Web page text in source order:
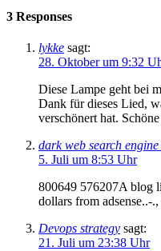
3 Responses
lykke sagt:
28. Oktober um 9:32
Diese Lampe geht bei
Dank für dieses Lied,
verschönert hat.
dark web search
5. Juli um 8:53 Uhr
800649 576207A blog
dollars from adsense..-
Devops strategy sagt:
21. Juli um 23:38 Uhr